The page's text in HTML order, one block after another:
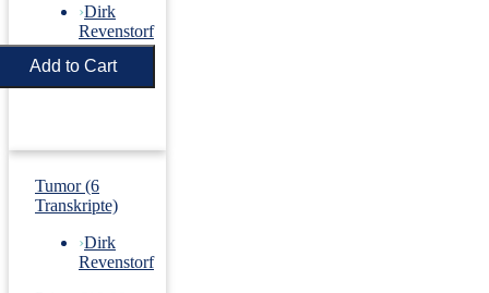
›Dirk
Revenstorf
Price: €5.50
Tumor (6
Transkripte)
›Dirk
Revenstorf